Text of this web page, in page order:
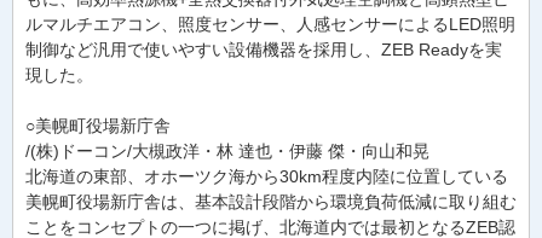
ルマルチエアコン、照度センサー、人感センサーによるLED照明
制御など汎用で使いやすい設備機器を採用し、ZEB Readyを実
現した。
○美幌町役場新庁舎
/(株)ドーコン/大槻政洋・林 達也・伊藤 傑・向山和晃
北海道の東部、オホーツク海から30km程度内陸に位置している
美幌町役場新庁舎は、基本設計段階から環境負荷低減に取り組む
ことをコンセプトの一つに掲げ、北海道内では最初となるZEB認